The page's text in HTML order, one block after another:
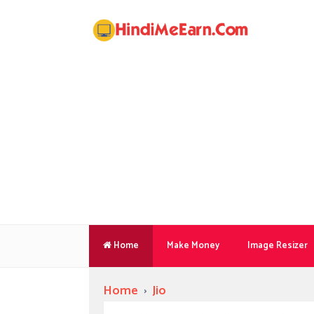
Home Make Money Image Resizer
Home › Jio